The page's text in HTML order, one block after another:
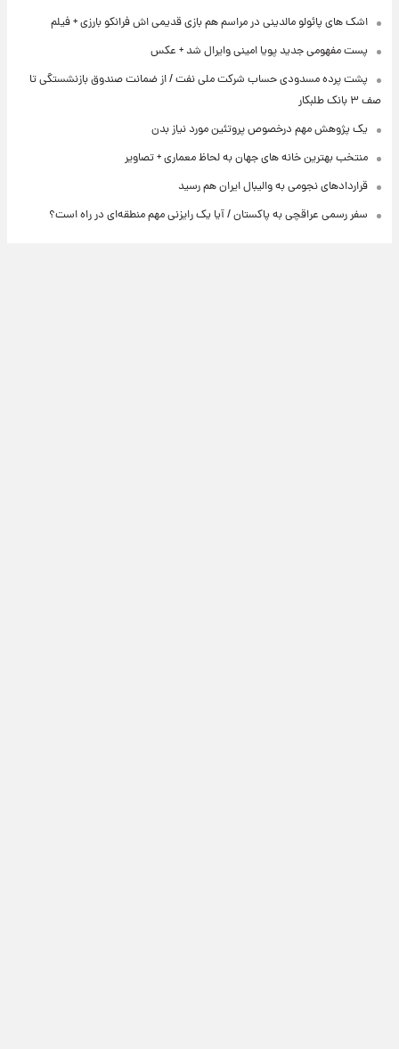
اشک های پائولو مالدینی در مراسم هم بازی قدیمی اش فرانکو بارزی + فیلم
پست مفهومی جدید پویا امینی وایرال شد + عکس
پشت پرده‌ مسدودی حساب شرکت ملی نفت / از ضمانت صندوق بازنشستگی تا
صف ۳ بانک طلبکار
یک پژوهش مهم درخصوص پروتئین مورد نیاز بدن
منتخب بهترین خانه های جهان به لحاظ معماری + تصاویر
قراردادهای نجومی به والیبال ایران هم رسید
سفر رسمی عراقچی به پاکستان / آیا یک رایزنی مهم منطقه‌ای در راه است؟